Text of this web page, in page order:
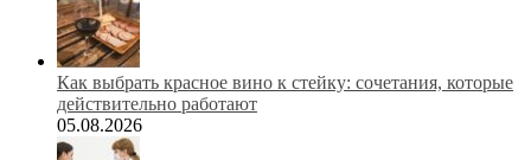
Как выбрать красное вино к стейку: сочетания, которые
действительно работают
05.08.2026